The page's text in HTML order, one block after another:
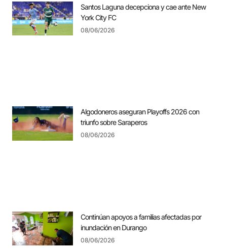
Santos Laguna decepciona y cae ante New
York City FC
08/06/2026
Algodoneros aseguran Playoffs 2026 con
triunfo sobre Saraperos
08/06/2026
Continúan apoyos a familias afectadas por
inundación en Durango
08/06/2026